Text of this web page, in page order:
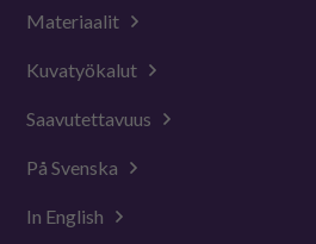
Materiaalit
Kuvatyökalut
Saavutettavuus
På Svenska
In English